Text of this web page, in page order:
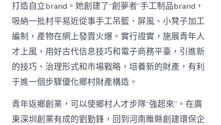
打造自立brand。她創建了“創夢者”手工制品brand，
吸納一批村平易近從事手工吊籃、屏風、小凳子加工
編制，產物在網上發賣火爆。實行證實，施展青年人
才上風，用好古代信息技巧和電子商務平臺，引進新
的技巧、治理形式和市場戰略，培養新的財產，有利
于進一個步驟優化鄉村財產構造。
青年返鄉創業，可以使鄉村人才步隊“強起來”。在廣
東深圳創業有成的劉勤鋒，回到河南睢縣創建環保企